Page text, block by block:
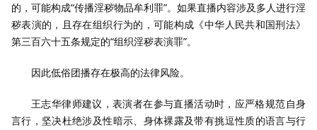
的，可能构成“传播淫秽物品牟利罪”。如果直播内容涉及多人进行淫
秽表演的，且存在组织行为的，可能构成《中华人民共和国刑法》
第三百六十五条规定的“组织淫秽表演罪”。
因此低俗团播存在极高的法律风险。
王志华律师建议，表演者在参与直播活动时，应严格规范自身
言行，坚决杜绝涉及性暗示、身体裸露及带有挑逗性质的语言与行